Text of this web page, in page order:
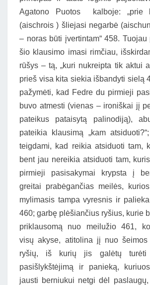
Agatono Puotos kalboje: „prie
(aischrois ) šliejasi negarbė
– noras būti įvertintam“ 458.
šio klausimo imasi rimčiau,
rūšys – tą, „kuri nukreipta tik aktui
prieš visa kita siekia išbandyti sielą
pažymėti, kad Fedre du pirmieji
buvo atmesti (vienas – ironiškai jį
pateikus pataisytą palinodiją),
pateikia klausimą „kam
teigdami, kad reikia atsiduoti tam,
bent jau nereikia atsiduoti tam,
pirmieji pasisakymai krypsta į
greitai prabėgančias meilės,
mylimasis tampa vyresnis ir
460; garbę plėšiančius ryšius, kurie
priklausomą nuo meilužio 461,
visų akyse, atitolina jį nuo šeimos
ryšių, iš kurių jis galėtų turėti
pasišlykštėjimą ir panieką,
jausti berniukui netgi dėl